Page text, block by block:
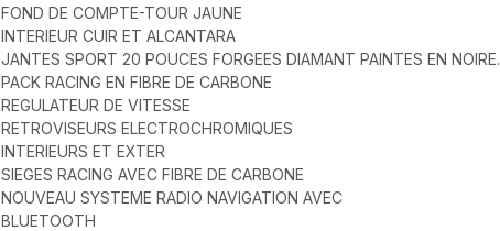
FOND DE COMPTE-TOUR JAUNE
INTERIEUR CUIR ET ALCANTARA
JANTES SPORT 20 POUCES FORGEES DIAMANT PAINTES EN NOIRE.
PACK RACING EN FIBRE DE CARBONE
REGULATEUR DE VITESSE
RETROVISEURS ELECTROCHROMIQUES
INTERIEURS ET EXTER
SIEGES RACING AVEC FIBRE DE CARBONE
NOUVEAU SYSTEME RADIO NAVIGATION AVEC
BLUETOOTH